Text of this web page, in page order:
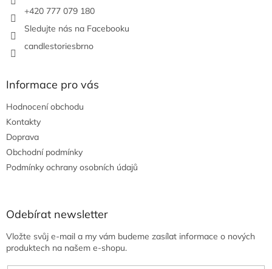
+420 777 079 180
Sledujte nás na Facebooku
candlestoriesbrno
Informace pro vás
Hodnocení obchodu
Kontakty
Doprava
Obchodní podmínky
Podmínky ochrany osobních údajů
Odebírat newsletter
Vložte svůj e-mail a my vám budeme zasílat informace o nových
produktech na našem e-shopu.